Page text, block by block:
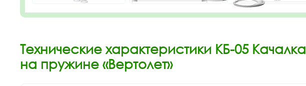
Технические характеристики КБ-05 Качалка
на пружине «Вертолет»